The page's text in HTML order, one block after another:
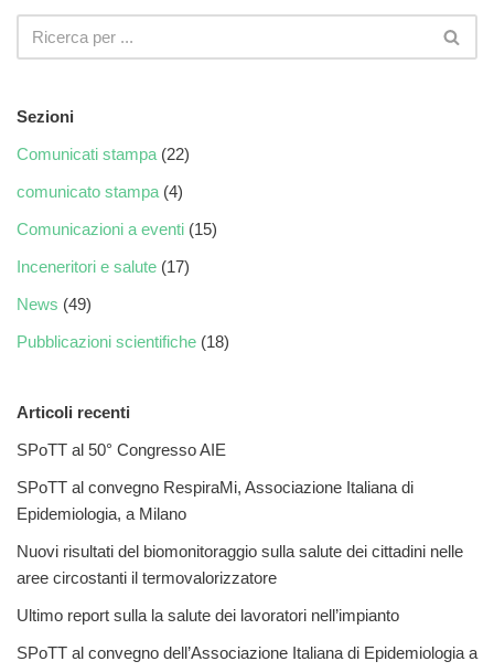
Sezioni
Comunicati stampa (22)
comunicato stampa (4)
Comunicazioni a eventi (15)
Inceneritori e salute (17)
News (49)
Pubblicazioni scientifiche (18)
Articoli recenti
SPoTT al 50° Congresso AIE
SPoTT al convegno RespiraMi, Associazione Italiana di
Epidemiologia, a Milano
Nuovi risultati del biomonitoraggio sulla salute dei cittadini nelle
aree circostanti il termovalorizzatore
Ultimo report sulla la salute dei lavoratori nell’impianto
SPoTT al convegno dell’Associazione Italiana di Epidemiologia a